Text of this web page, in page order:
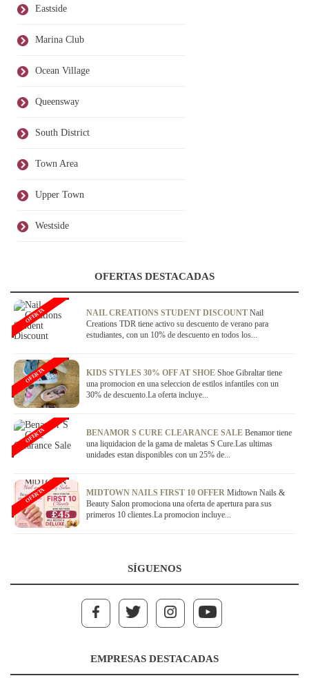
Eastside
Marina Club
Ocean Village
Queensway
South District
Town Area
Upper Town
Westside
OFERTAS DESTACADAS
NAIL CREATIONS STUDENT DISCOUNT Nail
Creations TDR tiene activo su descuento de verano para
estudiantes, con un 10% de descuento en todos los...
OFERTA
KIDS STYLES 30% OFF AT SHOE Shoe Gibraltar tiene
una promocion en una seleccion de estilos infantiles con un
30% de descuento.La oferta incluye...
OFERTA
BENAMOR S CURE CLEARANCE SALE Benamor tiene
una liquidacion de la gama de maletas S Cure.Las ultimas
unidades estan disponibles con un 25% de...
OFERTA
MIDTOWN NAILS FIRST 10 OFFER Midtown Nails &
Beauty Salon promociona una oferta de apertura para sus
primeros 10 clientes.La promocion incluye...
OFERTA
SÍGUENOS
EMPRESAS DESTACADAS